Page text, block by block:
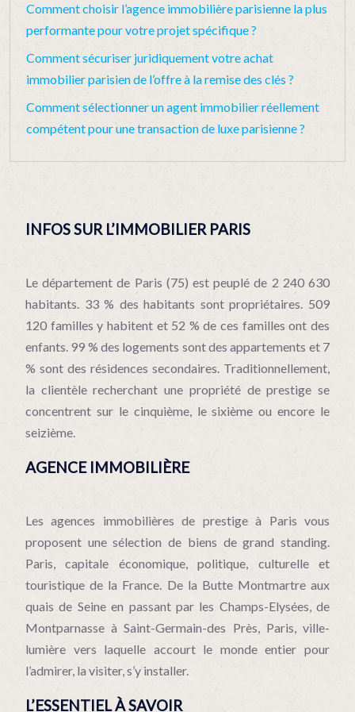
Comment choisir l’agence immobilière parisienne la plus
performante pour votre projet spécifique ?
Comment sécuriser juridiquement votre achat
immobilier parisien de l’offre à la remise des clés ?
Comment sélectionner un agent immobilier réellement
compétent pour une transaction de luxe parisienne ?
INFOS SUR L’IMMOBILIER PARIS
Le département de Paris (75) est peuplé de 2 240 630
habitants. 33 % des habitants sont propriétaires. 509
120 familles y habitent et 52 % de ces familles ont des
enfants. 99 % des logements sont des appartements et 7
% sont des résidences secondaires. Traditionnellement,
la clientèle recherchant une propriété de prestige se
concentrent sur le cinquième, le sixième ou encore le
seizième.
AGENCE IMMOBILIÈRE
Les agences immobilières de prestige à Paris vous
proposent une sélection de biens de grand standing.
Paris, capitale économique, politique, culturelle et
touristique de la France. De la Butte Montmartre aux
quais de Seine en passant par les Champs-Elysées, de
Montparnasse à Saint-Germain-des Près, Paris, ville-
lumière vers laquelle accourt le monde entier pour
l’admirer, la visiter, s’y installer.
L’ESSENTIEL À SAVOIR